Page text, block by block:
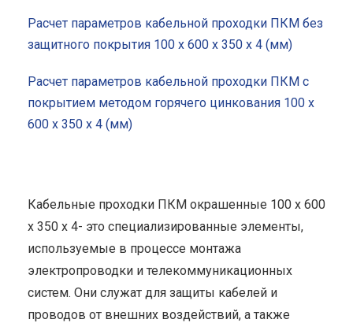
Расчет параметров кабельной проходки ПКМ без
защитного покрытия 100 x 600 x 350 x 4 (мм)
Расчет параметров кабельной проходки ПКМ с
покрытием методом горячего цинкования 100 x
600 x 350 x 4 (мм)
Кабельные проходки ПКМ окрашенные 100 x 600
x 350 x 4- это специализированные элементы,
используемые в процессе монтажа
электропроводки и телекоммуникационных
систем. Они служат для защиты кабелей и
проводов от внешних воздействий, а также